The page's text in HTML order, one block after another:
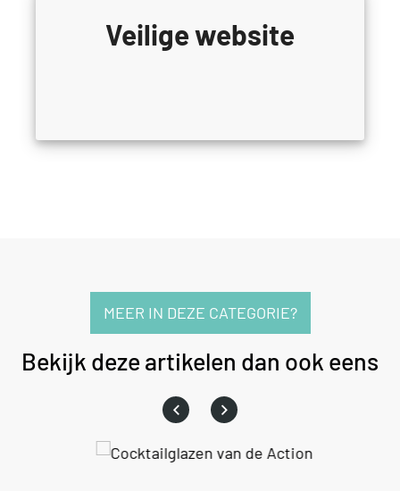
Veilige website
MEER IN DEZE CATEGORIE?
Bekijk deze artikelen dan ook eens